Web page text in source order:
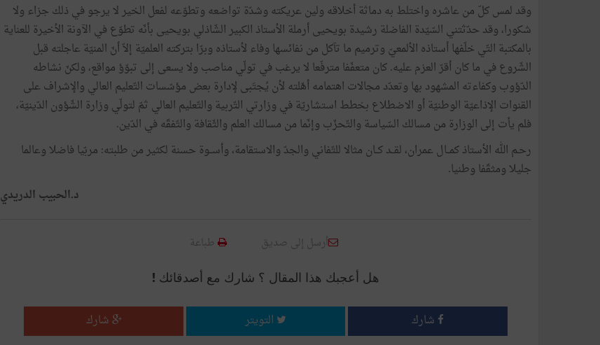
وقد لمس كلّ من عاشره واختلط به دماثة أخلاقه ولين عريكته وشدّة تواضعه وتطوّعه لفعل الخير لا يرجو في ذلك جزاء ولا
شكورا، وقد حدّثتني السّيّدة الفاضلة رشيدة بويحيى أرملة الأستاذ الكبير الشّاذلي بويحيى بأنّه تطوّع في الآونة الأخيرة للعناية
بالمكتبة التّي خلّفها أستاذه الألمعيّ وترميم ما تآكل من نفائسها وفاء لأستاذه وبرّا بتركته العلميّة إلاّ أنّ المنيّة عاجلته قبل
الشّروع في ما كان أقرّ العزم عليه. كان متعفّفا مترفّعا لا يرغب في تولّي مناصب ولا يسعى إلى تبوّؤ مواقع، ولكنّ نشاطه
الدّؤوب وكفاءته المشهود بها وتعدّد مجالات اهتمامه أهّلته لأن يُجتَبى لإدارة بعض مؤسّسات التّعليم العالي والإشراف على
القنوات الإذاعيّة الوطنيّة أو الاضطلاع بخطط استشاريّة في وزارتي التّربية والتّعليم العالي ثمّ لتولّي وزارة الشّؤون الدّينيّة،
فلم يأت إلى الوزارة من مسالك السّياسة والتّحزّب وإنّما من مسالك العلم والثّقافة والتّفقّه في الدّين.
رحـم الله الأستاذ كمــال عمران، لقــد كــان مثالا للتّفاني والجدّ والاستقامة، وأســوة حسنة لكثير من طلبته: مربّيا فاضلا وعالما
جليلا ومثقّفا وطنيا.
د.الحبيب الدريدي
أرسل إلى صديق طباعة
هل أعجبك هذا المقال ؟ شارك مع أصدقائك !
شارك التويتر شارك